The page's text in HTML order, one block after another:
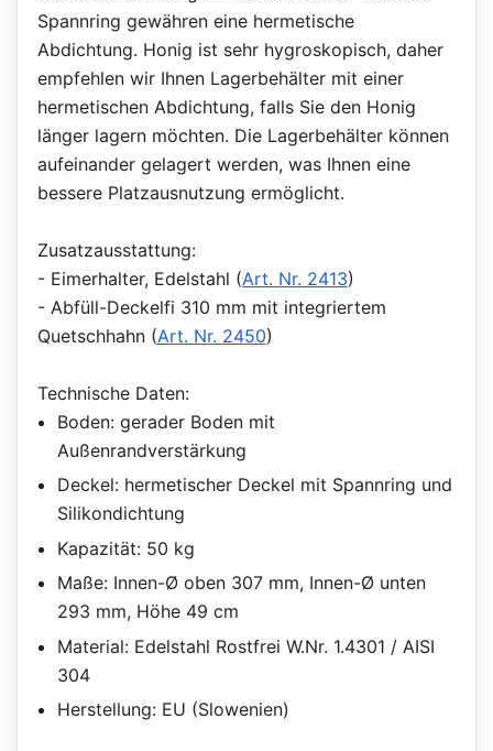
Spannring gewähren eine hermetische
Abdichtung. Honig ist sehr hygroskopisch, daher
empfehlen wir Ihnen Lagerbehälter mit einer
hermetischen Abdichtung, falls Sie den Honig
länger lagern möchten. Die Lagerbehälter können
aufeinander gelagert werden, was Ihnen eine
bessere Platzausnutzung ermöglicht.
Zusatzausstattung:
- Eimerhalter, Edelstahl (Art. Nr. 2413)
- Abfüll-Deckelfi 310 mm mit integriertem
Quetschhahn (Art. Nr. 2450)
Technische Daten:
Boden: gerader Boden mit
Außenrandverstärkung
Deckel: hermetischer Deckel mit Spannring und
Silikondichtung
Kapazität: 50 kg
Maße: Innen-Ø oben 307 mm, Innen-Ø unten
293 mm, Höhe 49 cm
Material: Edelstahl Rostfrei W.Nr. 1.4301 / AISI
304
Herstellung: EU (Slowenien)